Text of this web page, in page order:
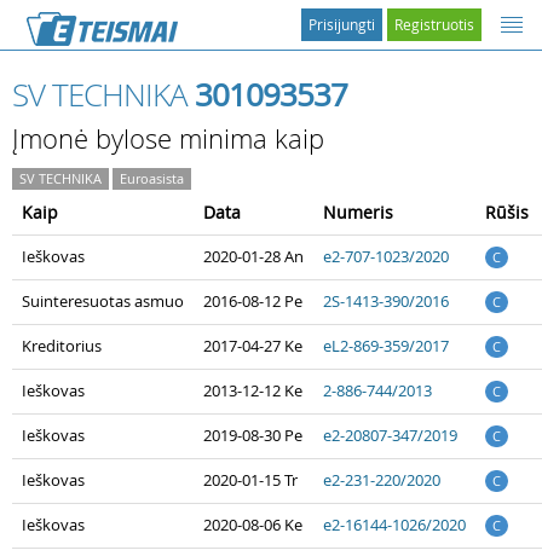
Registruotis
Prisijungti
SV TECHNIKA301093537
Įmonė bylose minima kaip
SV TECHNIKA Euroasista
Kaip Data Numeris Rūšis
Ieškovas 2020-01-28 An e2-707-1023/2020 C
Suinteresuotas asmuo 2016-08-12 Pe 2S-1413-390/2016 C
Kreditorius 2017-04-27 Ke eL2-869-359/2017 C
Ieškovas 2013-12-12 Ke 2-886-744/2013 C
Ieškovas 2019-08-30 Pe e2-20807-347/2019 C
Ieškovas 2020-01-15 Tr e2-231-220/2020 C
Ieškovas 2020-08-06 Ke e2-16144-1026/2020 C